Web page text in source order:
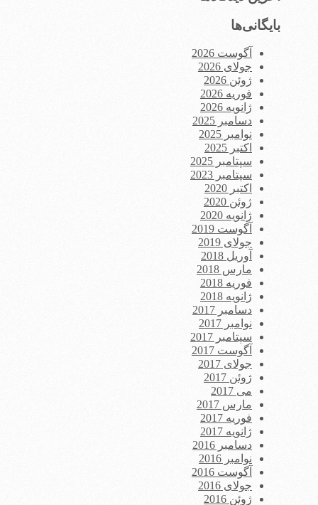
بایگانی‌ها
آگوست 2026
جولای 2026
ژوئن 2026
فوریه 2026
ژانویه 2026
دسامبر 2025
نوامبر 2025
اکتبر 2025
سپتامبر 2025
سپتامبر 2023
اکتبر 2020
ژوئن 2020
ژانویه 2020
آگوست 2019
جولای 2019
آوریل 2018
مارس 2018
فوریه 2018
ژانویه 2018
دسامبر 2017
نوامبر 2017
سپتامبر 2017
آگوست 2017
جولای 2017
ژوئن 2017
می 2017
مارس 2017
فوریه 2017
ژانویه 2017
دسامبر 2016
نوامبر 2016
آگوست 2016
جولای 2016
ژوئن 2016